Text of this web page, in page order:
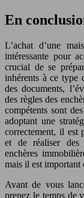
En
L’achat d’une
intéressante pour
crucial de se
inhérents à ce type
des documents,
des règles des
compétents sont
adoptant une
correctement, il est
et de réaliser des
enchères
mais il est important
Avant de vous
prenez le temps de